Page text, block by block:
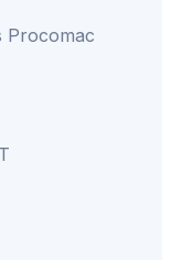
Procomac